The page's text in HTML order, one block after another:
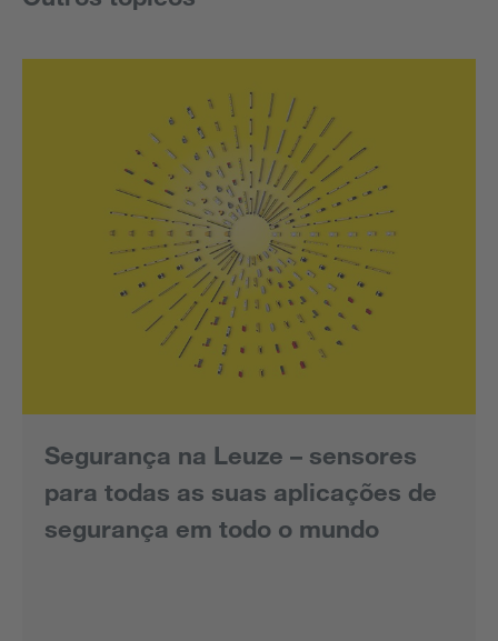
Segurança na Leuze – sensores
para todas as suas aplicações de
segurança em todo o mundo